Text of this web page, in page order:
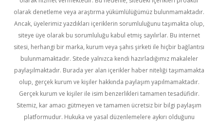
olarak denetleme veya araştırma yükümlülüğümüz bulunmamaktadır.
Ancak, üyelerimiz yazdıkları içeriklerin sorumluluğunu taşımakta olup,
siteye üye olarak bu sorumluluğu kabul etmiş sayılırlar. Bu internet
sitesi, herhangi bir marka, kurum veya şahıs şirketi ile hiçbir bağlantısı
bulunmamaktadır. Sitede yalnızca kendi hazırladığımız makaleler
paylaşılmaktadır. Burada yer alan içerikler haber niteliği taşımamakta
olup, gerçek kurum ve kişiler hakkında paylaşım yapılmamaktadır.
Gerçek kurum ve kişiler ile isim benzerlikleri tamamen tesadüfidir.
Sitemiz, kar amacı gütmeyen ve tamamen ücretsiz bir bilgi paylaşım
platformudur. Hukuka ve yasal düzenlemelere aykırı olduğunu